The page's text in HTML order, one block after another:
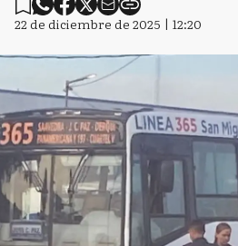
22 de diciembre de 2025 | 12:20